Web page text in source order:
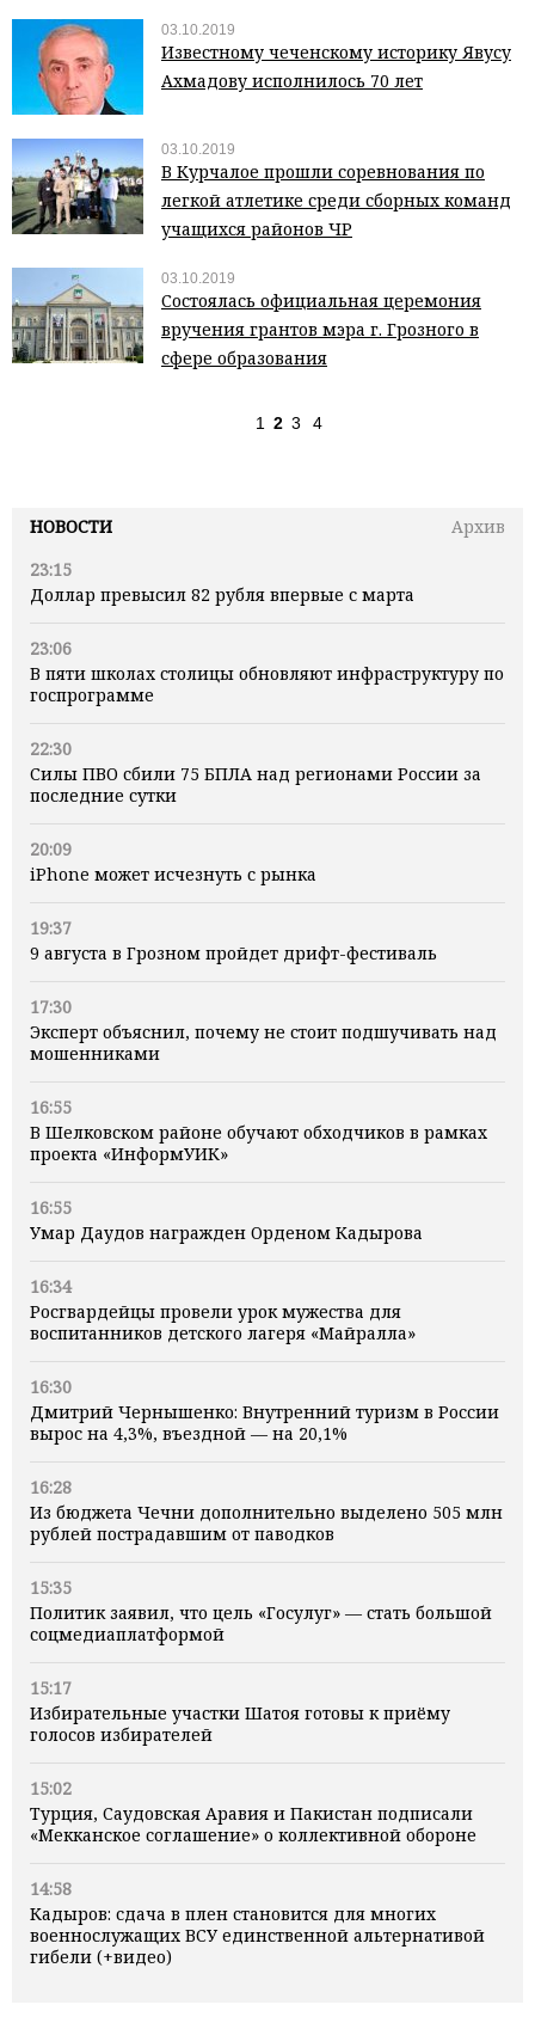
НОВОСТИ
Архив
23:15
Доллар превысил 82 рубля впервые с марта
23:06
В пяти школах столицы обновляют инфраструктуру по
госпрограмме
22:30
Силы ПВО сбили 75 БПЛА над регионами России за
последние сутки
20:09
iPhone может исчезнуть с рынка
19:37
9 августа в Грозном пройдет дрифт-фестиваль
17:30
Эксперт объяснил, почему не стоит подшучивать над
мошенниками
16:55
В Шелковском районе обучают обходчиков в рамках
проекта «ИнформУИК»
16:55
Умар Даудов награжден Орденом Кадырова
16:34
Росгвардейцы провели урок мужества для
воспитанников детского лагеря «Майралла»
16:30
Дмитрий Чернышенко: Внутренний туризм в России
вырос на 4,3%, въездной — на 20,1%
16:28
Из бюджета Чечни дополнительно выделено 505 млн
рублей пострадавшим от паводков
15:35
Политик заявил, что цель «Госулуг» — стать большой
соцмедиаплатформой
15:17
Избирательные участки Шатоя готовы к приёму
голосов избирателей
15:02
Турция, Саудовская Аравия и Пакистан подписали
«Мекканское соглашение» о коллективной обороне
14:58
Кадыров: сдача в плен становится для многих
военнослужащих ВСУ единственной альтернативой
гибели (+видео)
03.10.2019
Известному чеченскому историку Явусу
Ахмадову исполнилось 70 лет
03.10.2019
В Курчалое прошли соревнования по
легкой атлетике среди сборных команд
учащихся районов ЧР
03.10.2019
Состоялась официальная церемония
вручения грантов мэра г. Грозного в
сфере образования
1 2 3 4